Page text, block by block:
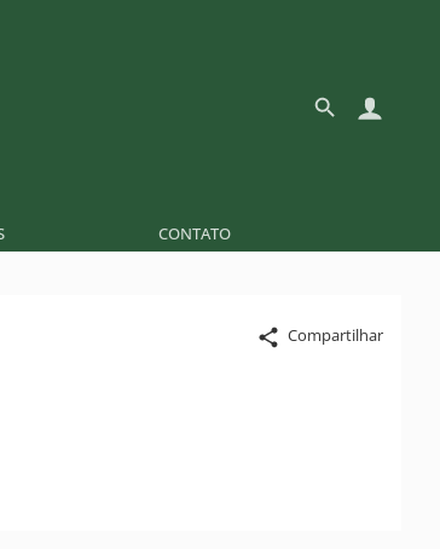
CONTATO
Compartilhar